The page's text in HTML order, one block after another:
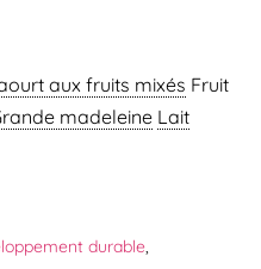
aux fruits mixés Fruit
madeleine Lait
durable,